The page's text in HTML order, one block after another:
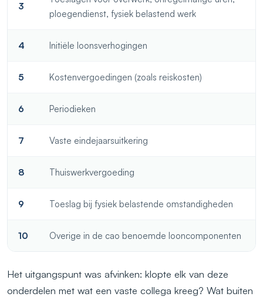
3
ploegendienst, fysiek belastend werk
4 Initiële loonsverhogingen
5 Kostenvergoedingen (zoals reiskosten)
6 Periodieken
7 Vaste eindejaarsuitkering
8 Thuiswerkvergoeding
9 Toeslag bij fysiek belastende omstandigheden
10 Overige in de cao benoemde looncomponenten
Het uitgangspunt was afvinken: klopte elk van deze
onderdelen met wat een vaste collega kreeg? Wat buiten